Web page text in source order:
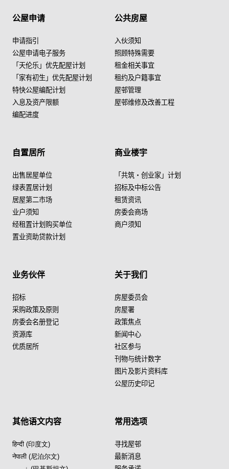
公屋申请
申请指引
公屋申请电子服务
「天伦乐」优先配屋计划
「家有初生」优先配屋计划
特快公屋编配计划
入息及资产限额
编配进度
公共房屋
入伙须知
照顾特殊需要
租金相关事宜
租约及户籍事宜
屋邨管理
屋邨维修及改善工程
自置居所
出售居屋单位
绿表置居计划
居屋第二市场
业户须知
经租置计划购买单位
置业资助贷款计划
商业楼宇
「共筑・创业家」计划
招标及中标公告
租赁资讯
房委会商场
商户须知
业务伙伴
招标
采购政策及原则
房委会名册登记
资源库
优质居所
关于我们
房屋委员会
房屋署
政策焦点
新闻中心
社区参与
刊物与统计数字
图片及影片资料库
公屋历史印记
其他语文内容
हिन्दी (印度文)
नेपाली (尼泊尔文)
常用选项
寻找屋邨
最新消息